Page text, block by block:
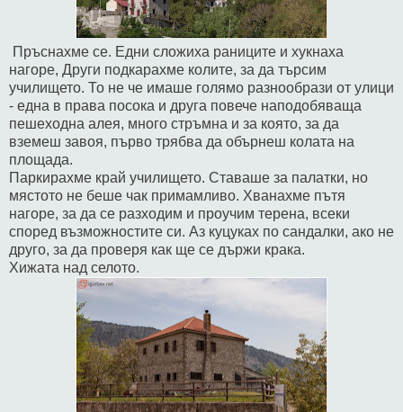
Пръснахме се. Едни сложиха раниците и хукнаха
нагоре, Други подкарахме колите, за да търсим
училището. То не че имаше голямо разнообрази от улици
- една в права посока и друга повече наподобяваща
пешеходна алея, много стръмна и за която, за да
вземеш завоя, първо трябва да обърнеш колата на
площада.
Паркирахме край училището. Ставаше за палатки, но
мястото не беше чак примамливо. Хванахме пътя
нагоре, за да се разходим и проучим терена, всеки
според възможностите си. Аз куцуках по сандалки, ако не
друго, за да проверя как ще се държи крака.
Хижата над селото.